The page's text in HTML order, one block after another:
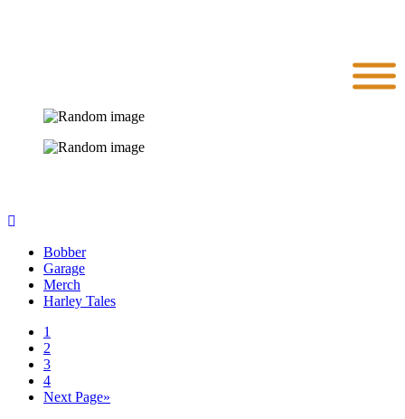
Bobber
Garage
Merch
Harley Tales
1
2
3
4
Next Page»